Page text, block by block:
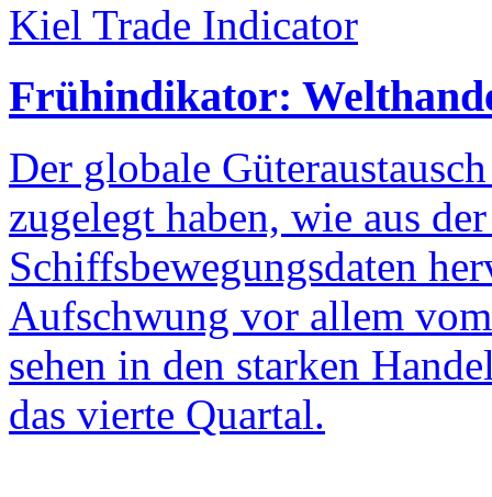
Kiel Trade Indicator
Frühindikator:
Der globale
zugelegt haben, wie aus
Schiffsbewegungsdaten
Aufschwung vor allem
sehen in den starken
das vierte Quartal.